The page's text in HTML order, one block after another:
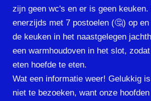
zijn geen wc's en er is geen
enerzijds met 7 postoelen (🤔) op
de keuken in het naastgelegen
een warmhoudoven in het slot,
eten hoefde te eten.
Wat een informatie weer! Gelukkig
niet te bezoeken, want onze